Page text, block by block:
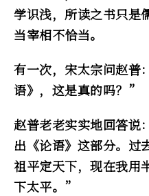
学识浅，所读之书只是
当宰相不恰当。
有一次，宋太宗问赵
语》，这是真的吗？”
赵普老老实实地回答
出《论语》这部分。过
祖平定天下，现在我用
下太平。”